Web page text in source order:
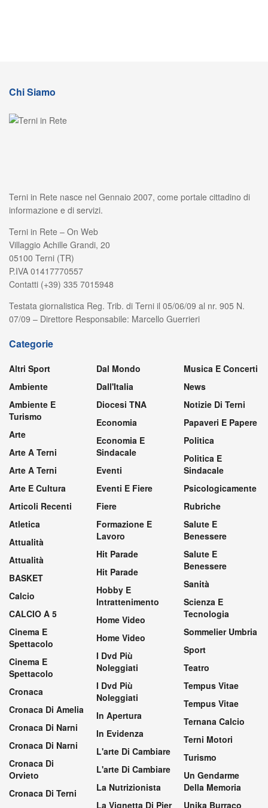
Chi Siamo
Terni in Rete nasce nel Gennaio 2007, come portale cittadino di
informazione e di servizi.
Terni in Rete – On Web
Villaggio Achille Grandi, 20
05100 Terni (TR)
P.IVA 01417770557
Contatti (+39) 335 7015948
Testata giornalistica Reg. Trib. di Terni il 05/06/09 al nr. 905 N.
07/09 – Direttore Responsabile: Marcello Guerrieri
Categorie
Altri Sport
Ambiente
Ambiente E
Turismo
Arte
Arte A Terni
Arte A Terni
Arte E Cultura
Articoli Recenti
Atletica
Attualità
Attualità
BASKET
Calcio
CALCIO A 5
Cinema E
Spettacolo
Cinema E
Spettacolo
Cronaca
Cronaca Di Amelia
Cronaca Di Narni
Cronaca Di Narni
Cronaca Di
Orvieto
Cronaca Di Terni
Dal Mondo
Dall'Italia
Diocesi TNA
Economia
Economia E
Sindacale
Eventi
Eventi E Fiere
Fiere
Formazione E
Lavoro
Hit Parade
Hit Parade
Hobby E
Intrattenimento
Home Video
Home Video
I Dvd Più
Noleggiati
I Dvd Più
Noleggiati
In Apertura
In Evidenza
L'arte Di Cambiare
L'arte Di Cambiare
La Nutrizionista
La Vignetta Di Pier
Musica E Concerti
News
Notizie Di Terni
Papaveri E Papere
Politica
Politica E
Sindacale
Psicologicamente
Rubriche
Salute E
Benessere
Salute E
Benessere
Sanità
Scienza E
Tecnologia
Sommelier Umbria
Sport
Teatro
Tempus Vitae
Tempus Vitae
Ternana Calcio
Terni Motori
Turismo
Un Gendarme
Della Memoria
Unika Burraco